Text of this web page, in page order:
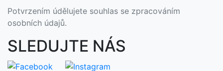
Potvrzením údělujete souhlas se zpracováním
osobních údajů.
SLEDUJTE NÁS